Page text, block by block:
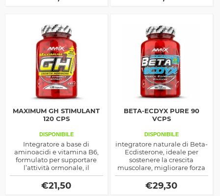
produzione ormonale.
concentrazione (500 mg per
migliorare la resistenza
fisica e mentale, favorire il
recupero muscolare e
sostenere il sistema
immunitario.
MAXIMUM GH STIMULANT
120 CPS
DISPONIBILE
Integratore a base di
aminoacidi e vitamina B6,
formulato per supportare
l’attività ormonale, il
metabolismo proteico ed
energetico.
€21,50
BETA-ECDYX PURE 90
VCPS
DISPONIBILE
integratore naturale di Beta-
Ecdisterone, ideale per
sostenere la crescita
muscolare, migliorare forza
e recupero senza influire sui
livelli ormonali. Perfetto per
sportivi e bodybuilder che
€29,30